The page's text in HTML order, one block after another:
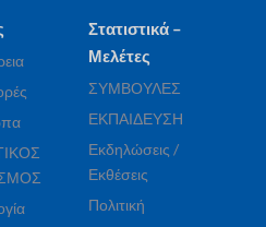
Στατιστικά –
Μελέτες
ΣΥΜΒΟΥΛΕΣ
ΕΚΠΑΙΔΕΥΣΗ
Εκδηλώσεις /
Εκθέσεις
Πολιτική